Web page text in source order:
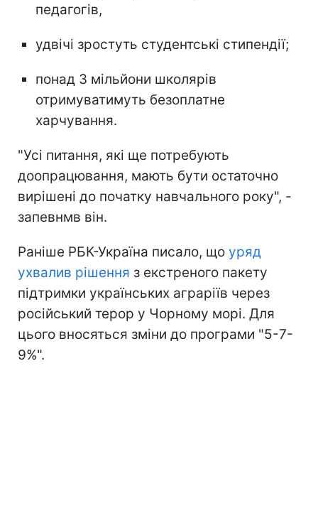
педагогів,
удвічі зростуть студентські стипендії;
понад 3 мільйони школярів
отримуватимуть безоплатне
харчування.
"Усі питання, які ще потребують
доопрацювання, мають бути остаточно
вирішені до початку навчального року", -
запевнмв він.
Раніше РБК-Україна писало, що уряд
ухвалив рішення з екстреного пакету
підтримки українських аграріїв через
російський терор у Чорному морі. Для
цього вносяться зміни до програми "5-7-
9%".